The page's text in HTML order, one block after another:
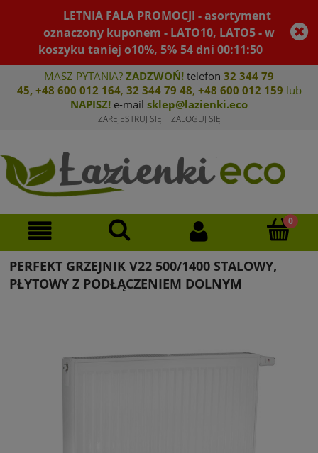
LETNIA FALA PROMOCJI - asortyment
oznaczony kuponem - LATO10, LATO5 - w
koszyku taniej o10%, 5% 54dni00:11:50
MASZ PYTANIA? ZADZWOŃ! telefon 32 344 79
45, +48 600 012 164, 32 344 79 48, +48 600 012 159 lub
NAPISZ! e-mail sklep@lazienki.eco
ZAREJESTRUJ SIĘ ZALOGUJ SIĘ
PERFEKT GRZEJNIK V22 500/1400 STALOWY,
PŁYTOWY Z PODŁĄCZENIEM DOLNYM